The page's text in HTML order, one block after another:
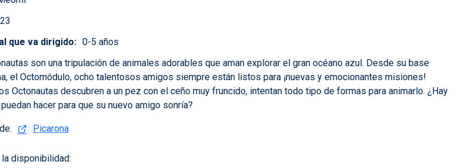
que va dirigido
0-5 años
son una tripulación de animales adorables que aman explorar el gran océano azul. Desde su base
el Octomódulo, ocho talentosos amigos siempre están listos para ¡nuevas y emocionantes misiones!
Octonautas descubren a un pez con el ceño muy fruncido, intentan todo tipo de formas para animarlo. ¿Hay
hacer para que su nuevo amigo sonría?
Picarona
disponibilidad: